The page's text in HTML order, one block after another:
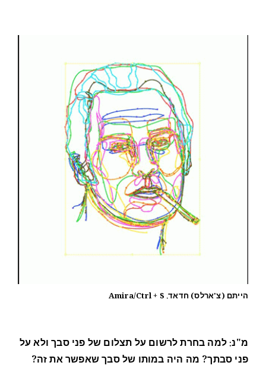
הייתם (צ'ארלס) חדאד. Amira/Ctrl + S
מ"נ: למה בחרת לרשום על תצלום של פני סבך ולא על
פני סבתך? מה היה במותו של סבך שאפשר את זה?